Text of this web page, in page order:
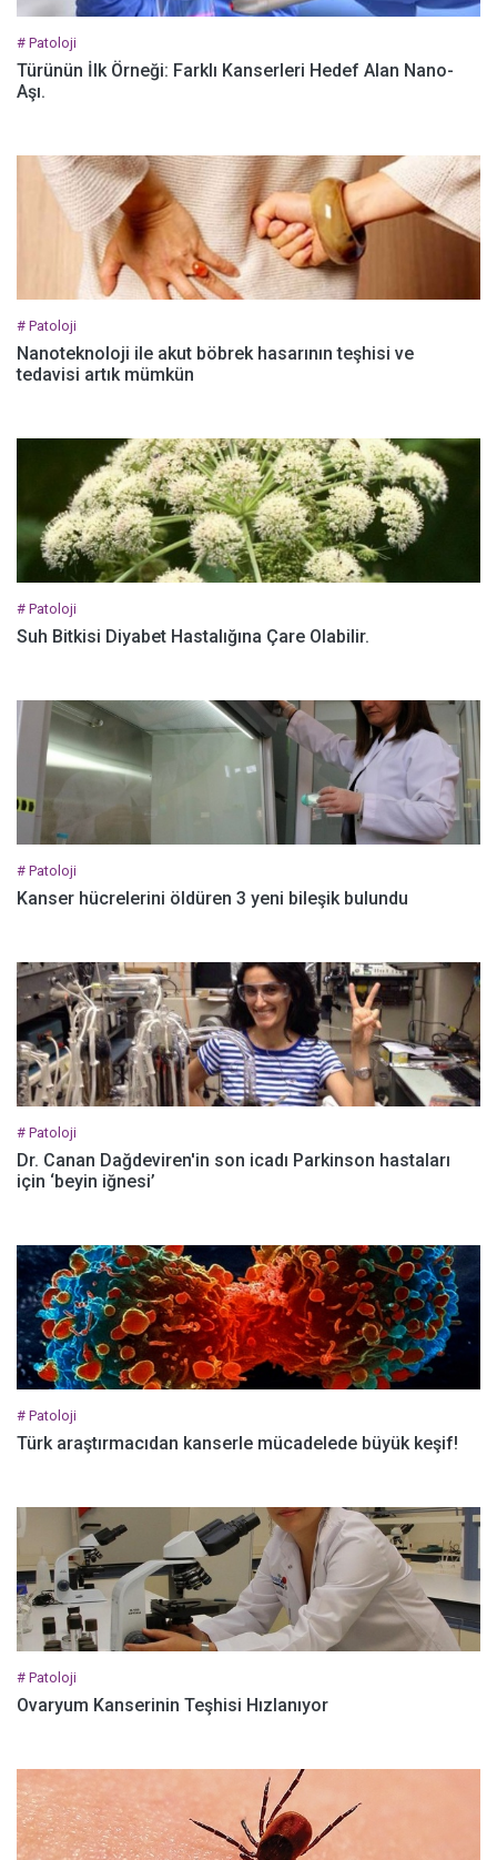
# Patoloji
Türünün İlk Örneği: Farklı Kanserleri Hedef Alan Nano-
Aşı.
# Patoloji
Nanoteknoloji ile akut böbrek hasarının teşhisi ve
tedavisi artık mümkün
# Patoloji
Suh Bitkisi Diyabet Hastalığına Çare Olabilir.
# Patoloji
Kanser hücrelerini öldüren 3 yeni bileşik bulundu
# Patoloji
Dr. Canan Dağdeviren'in son icadı Parkinson hastaları
için ‘beyin iğnesi’
# Patoloji
Türk araştırmacıdan kanserle mücadelede büyük keşif!
# Patoloji
Ovaryum Kanserinin Teşhisi Hızlanıyor